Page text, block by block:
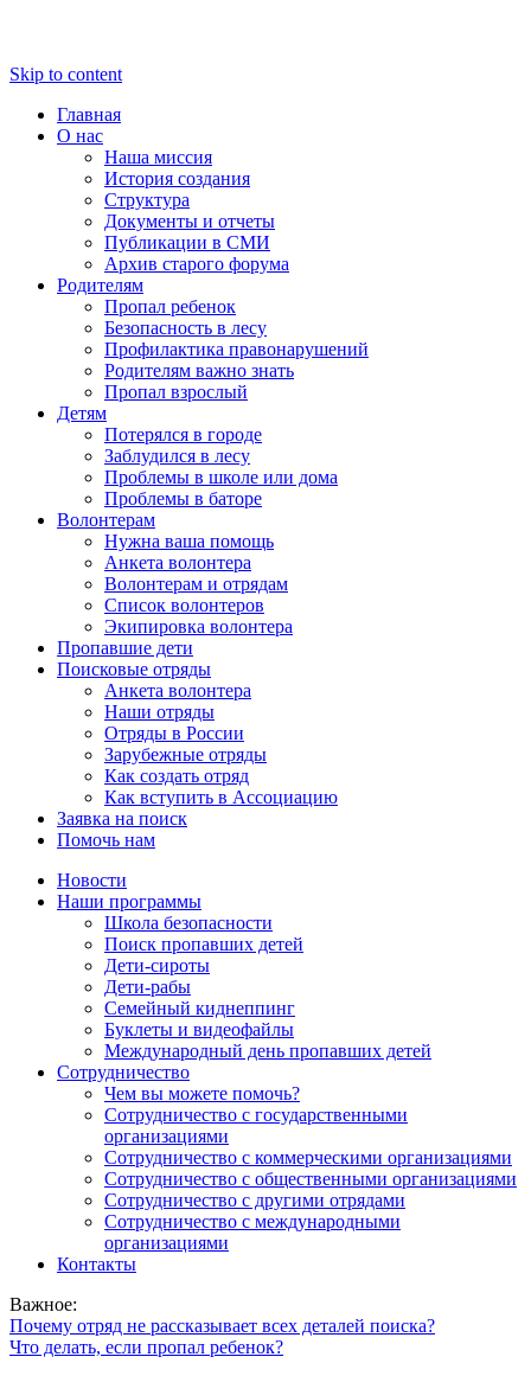
Skip to content
Главная
О нас
Наша миссия
История создания
Структура
Документы и отчеты
Публикации в СМИ
Архив старого форума
Родителям
Пропал ребенок
Безопасность в лесу
Профилактика правонарушений
Родителям важно знать
Пропал взрослый
Детям
Потерялся в городе
Заблудился в лесу
Проблемы в школе или дома
Проблемы в баторе
Волонтерам
Нужна ваша помощь
Анкета волонтера
Волонтерам и отрядам
Список волонтеров
Экипировка волонтера
Пропавшие дети
Поисковые отряды
Анкета волонтера
Наши отряды
Отряды в России
Зарубежные отряды
Как создать отряд
Как вступить в Ассоциацию
Заявка на поиск
Помочь нам
Новости
Наши программы
Школа безопасности
Поиск пропавших детей
Дети-сироты
Дети-рабы
Семейный киднеппинг
Буклеты и видеофайлы
Международный день пропавших детей
Сотрудничество
Чем вы можете помочь?
Сотрудничество с государственными
организациями
Сотрудничество с коммерческими организациями
Сотрудничество с общественными организациями
Сотрудничество с другими отрядами
Сотрудничество с международными
организациями
Контакты
Важное:
Почему отряд не рассказывает всех деталей поиска?
Что делать, если пропал ребенок?